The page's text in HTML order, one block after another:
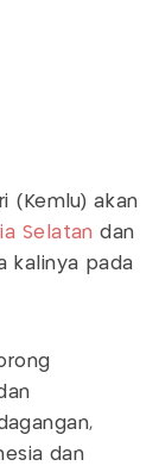
(Kemlu) akan
Selatan dan
kalinya pada
dan